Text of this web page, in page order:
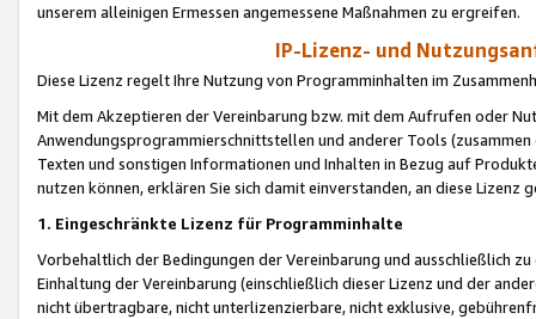
unserem alleinigen Ermessen angemessene Maßnahmen zu ergreifen.
IP-Lizenz- und
Diese Lizenz regelt Ihre Nutzung von Programminhalten im
Mit dem Akzeptieren der Vereinbarung bzw. mit dem Aufrufen oder
Anwendungsprogrammierschnittstellen und anderer Tools (zusammen
Texten und sonstigen Informationen und Inhalten in Bezug auf
nutzen können, erklären Sie sich damit einverstanden, an diese Lizenz
1. Eingeschränkte Lizenz für Programminhalte
Vorbehaltlich der Bedingungen der Vereinbarung und ausschließlich
Einhaltung der Vereinbarung (einschließlich dieser Lizenz und der
nicht übertragbare, nicht unterlizenzierbare, nicht exklusive,